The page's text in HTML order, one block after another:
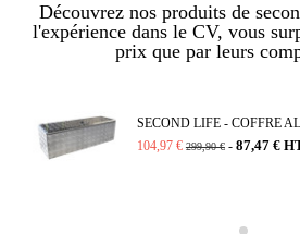
Découvrez nos produits de
l'expérience dans le CV, vous
prix que par leurs
SECOND LIFE - COFFRE
104,97 € 299,90 € - 87,47 €